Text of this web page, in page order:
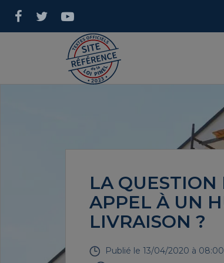
LA QUESTION
APPEL À UN
LIVRAISON ?
Publié le 13/04/2020 à 08:00